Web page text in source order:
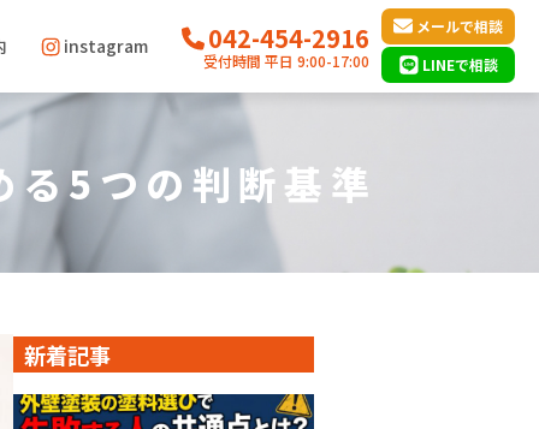
instagram 042-454-2916
受付時間 平日 9:00-17:00
メールで相談
LINEで相談
5つの判断基準
新着記事